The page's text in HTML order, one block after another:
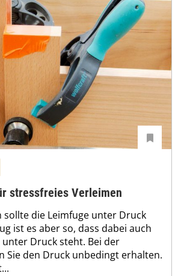
stressfreies Verleimen
sollte die Leimfuge unter Druck
ist es aber so, dass dabei auch
Druck steht. Bei der
Sie den Druck unbedingt erhalten.